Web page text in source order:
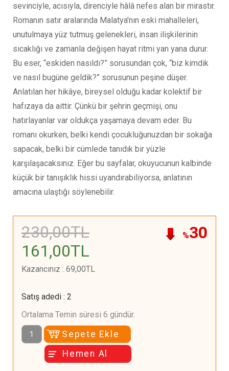
sevinciyle, acısıyla, direnciyle hâlâ nefes alan bir mirastır.
Romanın satır aralarında Malatya'nın eski mahalleleri,
unutulmaya yüz tutmuş gelenekleri, insan ilişkilerinin
sıcaklığı ve zamanla değişen hayat ritmi yan yana durur.
Bu eser, “eskiden nasıldı?” sorusundan çok, “biz kimdik
ve nasıl bugüne geldik?” sorusunun peşine düşer.
Anlatılan her hikâye, bireysel olduğu kadar kolektif bir
hafızaya da aittir. Çünkü bir şehrin geçmişi, onu
hatırlayanlar var oldukça yaşamaya devam eder. Bu
romanı okurken, belki kendi çocukluğunuzdan bir sokağa
sapacak, belki bir cümlede tanıdık bir yüzle
karşılaşacaksınız. Eğer bu sayfalar, okuyucunun kalbinde
küçük bir tanışıklık hissi uyandırabiliyorsa, anlatının
amacına ulaştığı söylenebilir.
%30
230,00TL
161 ,00TL
Kazancınız : 69,00TL
Satış adedi: 2
Ortalama Temin süresi 6 gündür.
Sepete Ekle
Hemen Al